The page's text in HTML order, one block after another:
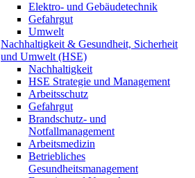
Elektro- und Gebäudetechnik
Gefahrgut
Umwelt
Nachhaltigkeit & Gesundheit, Sicherheit
und Umwelt (HSE)
Nachhaltigkeit
HSE Strategie und Management
Arbeitsschutz
Gefahrgut
Brandschutz- und
Notfallmanagement
Arbeitsmedizin
Betriebliches
Gesundheitsmanagement